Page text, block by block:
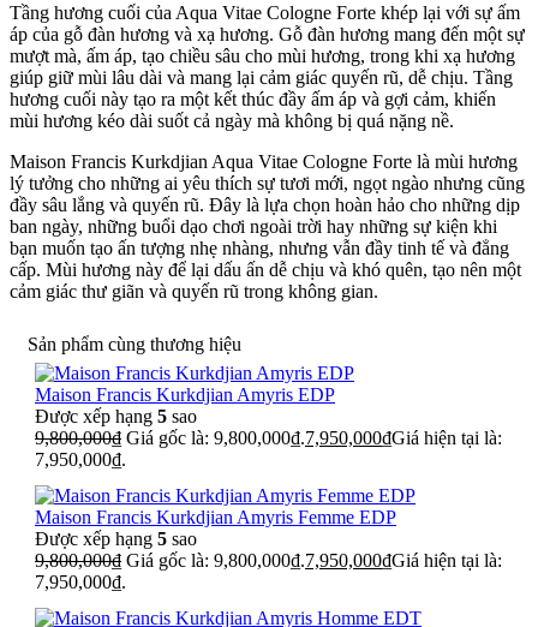
Tầng hương cuối của Aqua Vitae Cologne Forte khép lại với sự ấm
áp của gỗ đàn hương và xạ hương. Gỗ đàn hương mang đến một sự
mượt mà, ấm áp, tạo chiều sâu cho mùi hương, trong khi xạ hương
giúp giữ mùi lâu dài và mang lại cảm giác quyến rũ, dễ chịu. Tầng
hương cuối này tạo ra một kết thúc đầy ấm áp và gợi cảm, khiến
mùi hương kéo dài suốt cả ngày mà không bị quá nặng nề.
Maison Francis Kurkdjian Aqua Vitae Cologne Forte là mùi hương
lý tưởng cho những ai yêu thích sự tươi mới, ngọt ngào nhưng cũng
đầy sâu lắng và quyến rũ. Đây là lựa chọn hoàn hảo cho những dịp
ban ngày, những buổi dạo chơi ngoài trời hay những sự kiện khi
bạn muốn tạo ấn tượng nhẹ nhàng, nhưng vẫn đầy tinh tế và đẳng
cấp. Mùi hương này để lại dấu ấn dễ chịu và khó quên, tạo nên một
cảm giác thư giãn và quyến rũ trong không gian.
Sản phẩm cùng thương hiệu
Maison Francis Kurkdjian Amyris EDP
Được xếp hạng 5 sao
9,800,000₫ Giá gốc là: 9,800,000₫.7,950,000₫Giá hiện tại là:
7,950,000₫.
Maison Francis Kurkdjian Amyris Femme EDP
Được xếp hạng 5 sao
9,800,000₫ Giá gốc là: 9,800,000₫.7,950,000₫Giá hiện tại là:
7,950,000₫.